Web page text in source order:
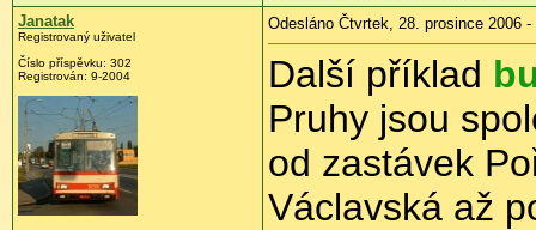
Janatak
Registrovaný uživatel
Číslo příspěvku: 302
Registrován: 9-2004
Odesláno Čtvrtek, 28. prosince 2006 -
Další příklad
Pruhy jsou
od zastávek
Václavská až